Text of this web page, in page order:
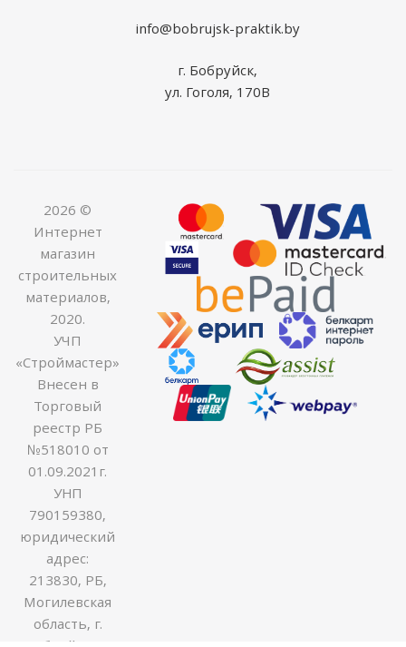
info@bobrujsk-praktik.by
г. Бобруйск,
ул. Гоголя, 170В
2026 ©
Интернет
магазин
строительных
материалов,
2020.
УЧП
«Строймастер»
Внесен в
Торговый
реестр РБ
№518010 от
01.09.2021г.
УНП
790159380,
юридический
адрес:
213830, РБ,
Могилевская
область, г.